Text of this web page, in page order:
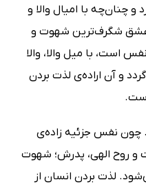
چنان‌چه با امیال والا و
عشق شگرف‌ترین شهوت و
است، با میل والا، والا
و آن اراده‌ی لذت بردن
نفس جزئیه زاده‌ی
روح الهی، پدرش؛ شهوت
لذت بردن انسان از